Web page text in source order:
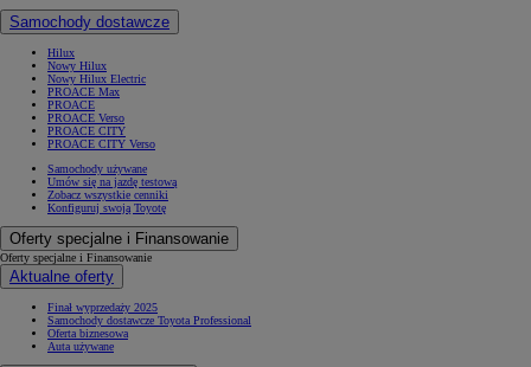
Samochody dostawcze
Hilux
Nowy Hilux
Nowy Hilux Electric
PROACE Max
PROACE
PROACE Verso
PROACE CITY
PROACE CITY Verso
Samochody używane
Umów się na jazdę testową
Zobacz wszystkie cenniki
Konfiguruj swoją Toyotę
Oferty specjalne i Finansowanie
Oferty specjalne i Finansowanie
Aktualne oferty
Finał wyprzedaży 2025
Samochody dostawcze Toyota Professional
Oferta biznesowa
Auta używane